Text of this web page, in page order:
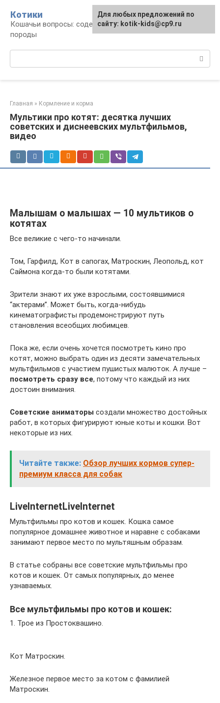
контенту
Котики
Кошачьи вопросы: содержание, лечение,
породы
Главная » Кормление и корма
Мультики про котят: десятка лучших
советских и диснеевских мультфильмов,
видео
Малышам о малышах — 10 мультиков о
котятах
Все великие с чего-то начинали.
Том, Гарфилд, Кот в сапогах, Матроскин, Леопольд, кот
Саймона когда-то были котятами.
Зрители знают их уже взрослыми, состоявшимися
“актерами”. Может быть, когда-нибудь
кинематографисты продемонстрируют путь
становления всеобщих любимцев.
Пока же, если очень хочется посмотреть кино про
котят, можно выбрать один из десяти замечательных
мультфильмов с участием пушистых малюток. А лучше –
посмотреть сразу все, потому что каждый из них
достоин внимания.
Советские аниматоры создали множество достойных
работ, в которых фигурируют юные коты и кошки. Вот
некоторые из них.
Читайте также: Обзор лучших кормов супер-
премиум класса для собак
LiveInternetLiveInternet
Мультфильмы про котов и кошек. Кошка самое
популярное домашнее животное и наравне с собаками
занимают первое место по мультяшным образам.
В статье собраны все советские мультфильмы про
котов и кошек. От самых популярных, до менее
узнаваемых.
Все мультфильмы про котов и кошек:
1. Трое из Простоквашино.
Кот Матроскин.
Железное первое место за котом с фамилией
Матроскин.
Для любых предложений по
сайту: kotik-kids@cp9.ru